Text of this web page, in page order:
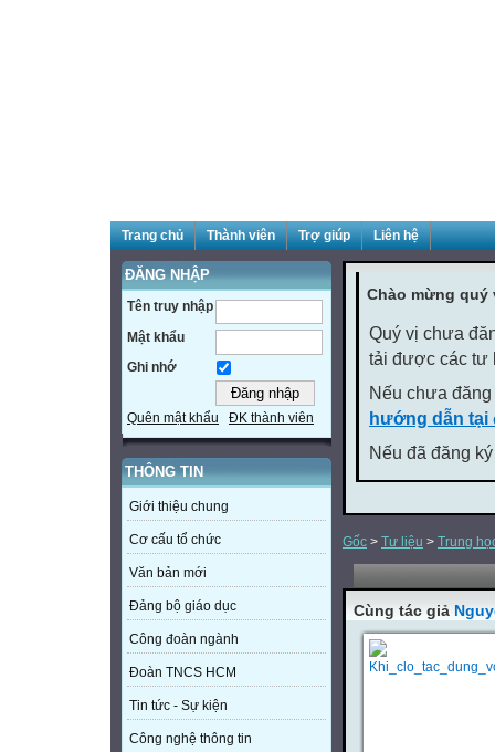
Trang chủ Thành viên Trợ giúp Liên hệ
ĐĂNG NHẬP
Tên truy nhập
Mật khẩu
Ghi nhớ
Quên mật khẩu ĐK thành viên
THÔNG TIN
Giới thiệu chung
Cơ cấu tổ chức
Văn bản mới
Đảng bộ giáo dục
Công đoàn ngành
Đoàn TNCS HCM
Tin tức - Sự kiện
Công nghệ thông tin
Chào mừng
Quý vị chưa
tải được các tư
Nếu chưa
hướng dẫn tại
Nếu đã đăng
Gốc > Tư liệu > Trung
Cùng tác giả